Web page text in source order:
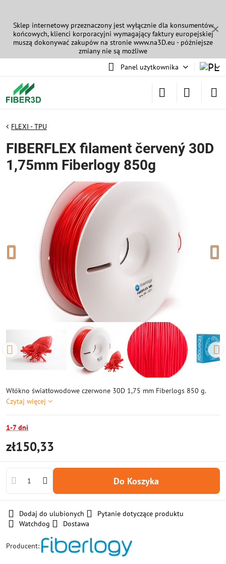
✕
Sklep internetowy przeznaczony jest wyłącznie dla konsumentów
końcowych, klienci korporacyjni wymagający faktury europejskiej
muszą dokonywać zakupów na stronie www.na3D.eu - późniejsze
zmiany nie są możliwe
Panel użytkownika
FLEXI - TPU
FIBERFLEX filament červený 30D
1,75mm Fiberlogy 850g
Włókno światłowodowe czerwone 30D 1,75 mm Fiberlogs 850 g.
Czytaj więcej
1-7 dni
zł150,33
Do Koszyka
Dodaj do ulubionych
Pytanie dotyczące produktu
Watchdog
Dostawa
Producent: